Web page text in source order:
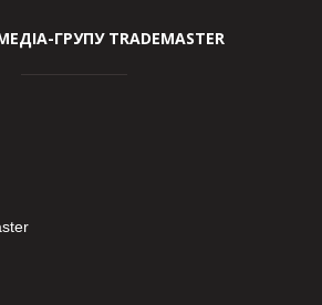
ГРУПУ TRADEMASTER